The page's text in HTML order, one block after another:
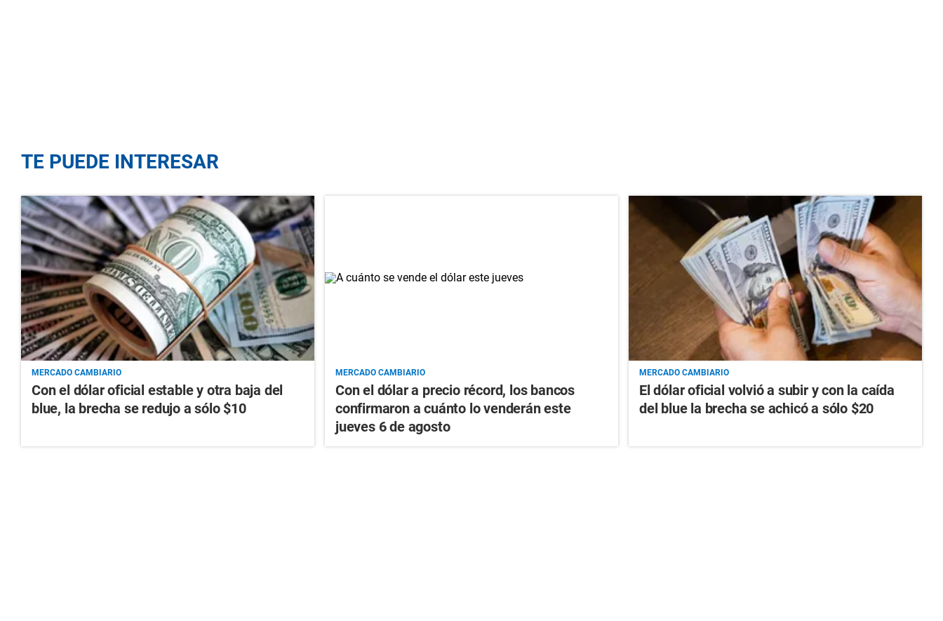
TE PUEDE INTERESAR
MERCADO CAMBIARIO
Con el dólar oficial estable y otra baja del
blue, la brecha se redujo a sólo $10
MERCADO CAMBIARIO
Con el dólar a precio récord, los bancos
confirmaron a cuánto lo venderán este
jueves 6 de agosto
MERCADO CAMBIARIO
El dólar oficial volvió a subir y con la caída
del blue la brecha se achicó a sólo $20